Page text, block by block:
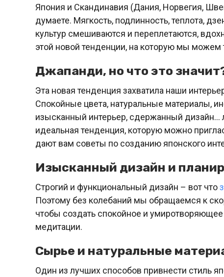
Япония и Скандинавия (Дания, Норвегия,
думаете. Мягкость, подлинность, теплота,
культур смешиваются и переплетаются,
этой новой тенденции, на которую мы можем
Джапанди, но что это
Эта новая тенденция захватила наши
Спокойные цвета, натуральные материалы,
изысканный интерьер, сдержанный дизайн…
идеальная тенденция, которую можно
дают вам советы по созданию японского
Изысканный дизайн и
Строгий и функциональный дизайн – вот что
Поэтому без колебаний мы обращаемся к
чтобы создать спокойное и
медитации.
Сырье и натуральные
Один из лучших способов привнести стиль